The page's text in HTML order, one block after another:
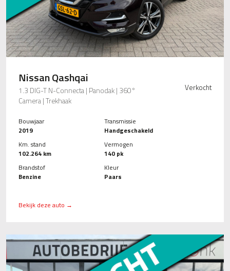
Nissan Qashqai
1.3 DIG-T N-Connecta | Panodak | 360°
Camera | Trekhaak
Verkocht
Bouwjaar
2019
Km. stand
102.264 km
Brandstof
Benzine
Transmissie
Handgeschakeld
Vermogen
140 pk
Kleur
Paars
Bekijk deze auto →